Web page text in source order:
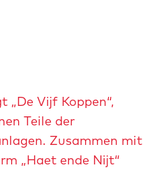
Vijf Koppen“,
Teile der
Zusammen mit
„Haet ende Nijt“